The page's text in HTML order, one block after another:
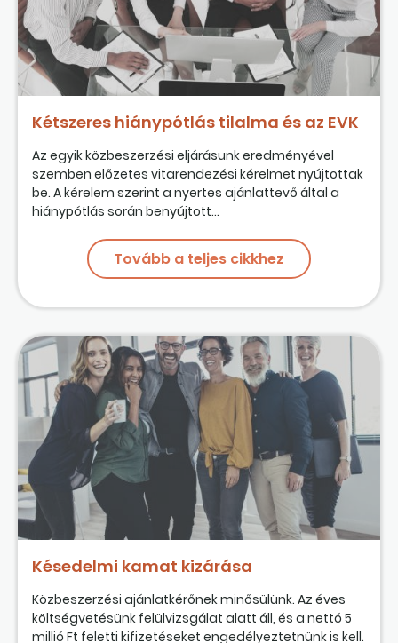
Kétszeres hiánypótlás tilalma és az EVK
Az egyik közbeszerzési eljárásunk eredményével
szemben előzetes vitarendezési kérelmet nyújtottak
be. A kérelem szerint a nyertes ajánlattevő által a
hiánypótlás során benyújtott...
Tovább a teljes cikkhez
Késedelmi kamat kizárása
Közbeszerzési ajánlatkérőnek minősülünk. Az éves
költségvetésünk felülvizsgálat alatt áll, és a nettó 5
millió Ft feletti kifizetéseket engedélyeztetnünk is kell.